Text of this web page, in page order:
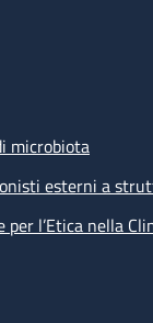
microbiota
esterni a
l’Etica nella